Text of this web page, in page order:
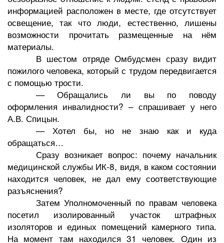
информацией расположен в месте, где отсутствует
освещение, так что люди, естественно, лишены
возможности прочитать размещенные на нём
материалы.
В шестом отряде Омбудсмен сразу видит
пожилого человека, который с трудом передвигается
с помощью трости.
— Обращались ли вы по поводу
оформления инвалидности? – спрашивает у него
А.В. Спицын.
— Хотел бы, но не знаю как и куда
обращаться…
Сразу возникает вопрос: почему начальник
медицинской службы ИК-8, видя, в каком состоянии
находится человек, не дал ему соответствующие
разъяснения?
Затем Уполномоченный по правам человека
посетил изолированный участок штрафных
изоляторов и единых помещений камерного типа.
На момент там находился 31 человек. Один из